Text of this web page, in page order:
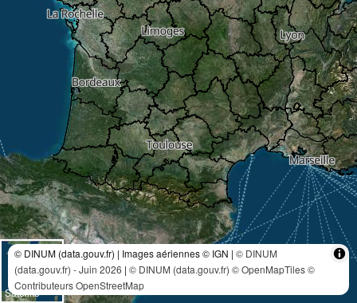
© DINUM (data.gouv.fr) | Images aériennes © IGN | © DINUM
(data.gouv.fr) - Juin 2026 | © DINUM (data.gouv.fr) © OpenMapTiles©
Contributeurs OpenStreetMap
Satellite